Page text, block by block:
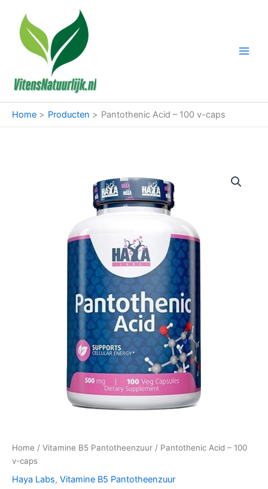
inhoud
Home Producten Pantothenic Acid – 100 v-caps
Home / Vitamine B5 Pantotheenzuur / Pantothenic Acid – 100
v-caps
Haya Labs, Vitamine B5 Pantotheenzuur